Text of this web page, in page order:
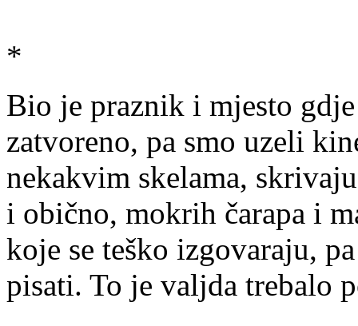
*
Bio je praznik i mjesto
zatvoreno, pa smo uzeli
nekakvim skelama,
i obično, mokrih čarapa i
koje se teško izgovaraju,
pisati. To je valjda trebalo